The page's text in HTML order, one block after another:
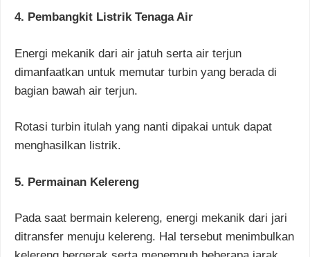
4. Pembangkit Listrik Tenaga Air
Energi mekanik dari air jatuh serta air terjun
dimanfaatkan untuk memutar turbin yang berada di
bagian bawah air terjun.
Rotasi turbin itulah yang nanti dipakai untuk dapat
menghasilkan listrik.
5. Permainan Kelereng
Pada saat bermain kelereng, energi mekanik dari jari
ditransfer menuju kelereng. Hal tersebut menimbulkan